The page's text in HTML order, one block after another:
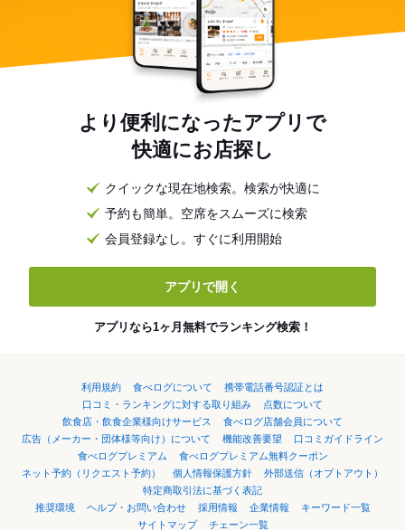
より便利になったアプリで
快適にお店探し
クイックな現在地検索。検索が快適に
予約も簡単。空席をスムーズに検索
会員登録なし。すぐに利用開始
アプリで開く
アプリなら1ヶ月無料でランキング検索！
利用規約 食べログについて
携帯電話番号認証とは
口コミ・ランキングに対する取り組み
点数について
飲食店・飲食企業様向けサービス
食べログ店舗会員について
広告（メーカー・団体様等向け）について
機能改善要望
口コミガイドライン
食べログプレミアム
食べログプレミアム無料クーポン
ネット予約（リクエスト予約）
個人情報保護方針
外部送信（オプトアウト）
特定商取引法に基づく表記
推奨環境
ヘルプ・お問い合わせ 採用情報 企業情報
キーワード一覧
サイトマップ
チェーン一覧